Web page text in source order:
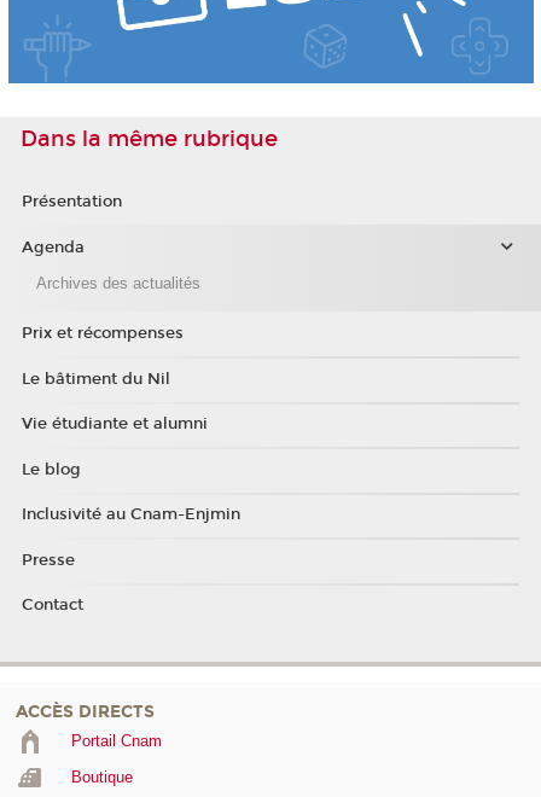
Dans la même rubrique
Présentation
Agenda
Archives des actualités
Prix et récompenses
Le bâtiment du Nil
Vie étudiante et alumni
Le blog
Inclusivité au Cnam-Enjmin
Presse
Contact
ACCÈS DIRECTS
Portail Cnam
Boutique